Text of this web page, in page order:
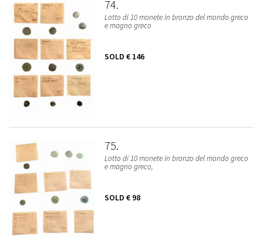
74
Lotto di 10 monete in bronzo del mondo greco
e magno greco
SOLD € 146
75
Lotto di 10 monete in bronzo del mondo greco
e magno greco,
SOLD € 98